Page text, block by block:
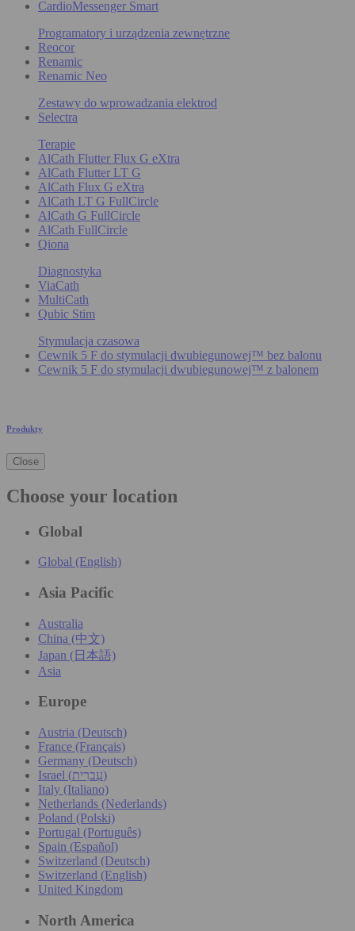
CardioMessenger Smart
Programatory i urządzenia zewnętrzne
Reocor
Renamic
Renamic Neo
Zestawy do wprowadzania elektrod
Selectra
Terapie
AlCath Flutter Flux G eXtra
AlCath Flutter LT G
AlCath Flux G eXtra
AlCath LT G FullCircle
AlCath G FullCircle
AlCath FullCircle
Qiona
Diagnostyka
ViaCath
MultiCath
Qubic Stim
Stymulacja czasowa
Cewnik 5 F do stymulacji dwubiegunowej™ bez balonu
Cewnik 5 F do stymulacji dwubiegunowej™ z balonem
Produkty
Close
Choose your location
Global
Global (English)
Asia Pacific
Australia
China (中文)
Japan (日本語)
Asia
Europe
Austria (Deutsch)
France (Français)
Germany (Deutsch)
Israel (עִברִית)
Italy (Italiano)
Netherlands (Nederlands)
Poland (Polski)
Portugal (Português)
Spain (Español)
Switzerland (Deutsch)
Switzerland (English)
United Kingdom
North America